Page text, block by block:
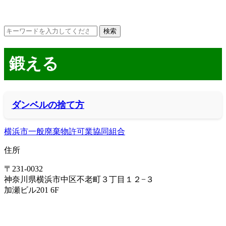
鍛える
ダンベルの捨て方
横浜市一般廃棄物許可業協同組合
住所
〒231-0032
神奈川県横浜市中区不老町３丁目１２−３
加瀬ビル201 6F